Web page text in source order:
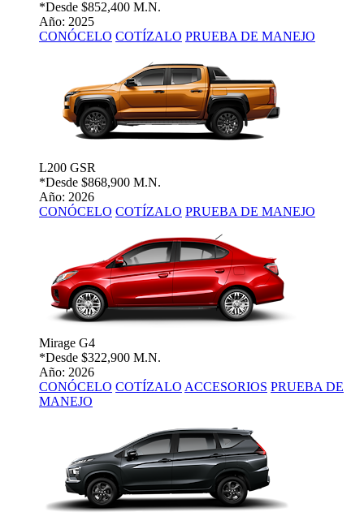
*Desde $852,400 M.N.
Año: 2025
CONÓCELO COTÍZALO PRUEBA DE MANEJO
L200 GSR
*Desde $868,900 M.N.
Año: 2026
CONÓCELO COTÍZALO PRUEBA DE MANEJO
Mirage G4
*Desde $322,900 M.N.
Año: 2026
CONÓCELO COTÍZALO ACCESORIOS PRUEBA DE
MANEJO